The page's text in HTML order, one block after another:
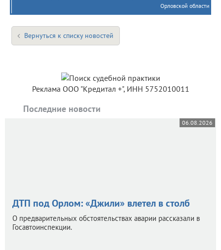
Орловской области
Вернуться к списку новостей
Реклама ООО "Кредитал +", ИНН 5752010011
Последние новости
06.08.2026
ДТП под Орлом: «Джили» влетел в столб
О предварительных обстоятельствах аварии рассказали в
Госавтоинспекции.